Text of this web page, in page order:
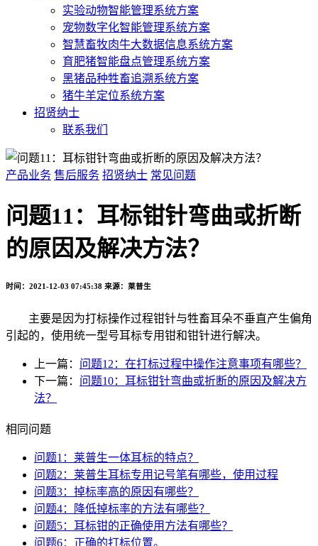
实验动物智能管理系统方案
宠物数字化智能管理系统方案
智慧畜牧肉牛大数据信息系统方案
育肥猪智能盘点管理系统方案
黑猪品种牲畜追溯系统方案
猪牛羊定位系统方案
招贤纳士
联系我们
产品业务 售后服务 招贤纳士 常见问题
问题11：耳标钳针弯曲或折断
的原因及解决方法？
时间：2021-12-03 07:45:38 来源：莱普生
主要是因为打标操作过程钳针与牲畜耳朵不垂直产生偏角
引起的，使用统一型号耳标专用钳和钳针进行解决。
上一篇： 问题12：在打标过程中操作注意事项有哪些？
下一篇： 问题10：耳标钳针弯曲或折断的原因及解决方
法？
相同问题
问题1：莱普生一体耳标的特点？
问题2：莱普生耳标专用记号笔有哪些，使用过程
问题3：掉标率高的原因有哪些？
问题4：降低掉标率的方法有哪些？
问题5：耳标钳的正确使用方法有哪些？
问题6：正确的打标位置。